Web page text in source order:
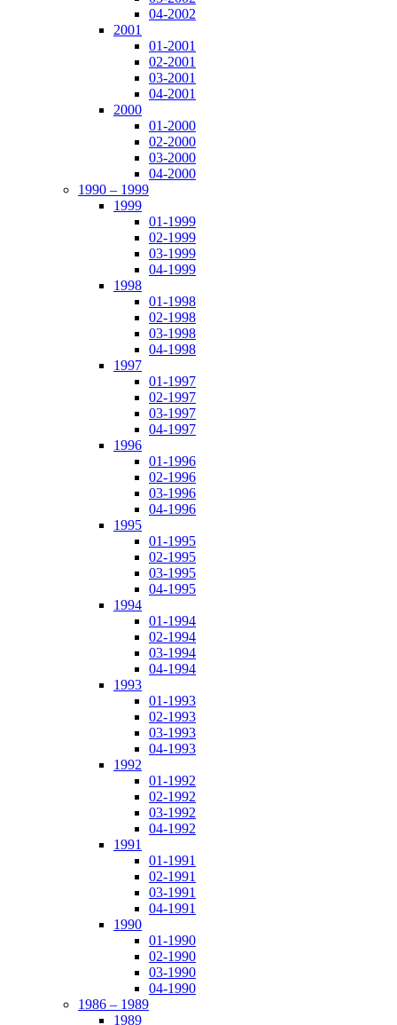
04-2002
2001
01-2001
02-2001
03-2001
04-2001
2000
01-2000
02-2000
03-2000
04-2000
1990 – 1999
1999
01-1999
02-1999
03-1999
04-1999
1998
01-1998
02-1998
03-1998
04-1998
1997
01-1997
02-1997
03-1997
04-1997
1996
01-1996
02-1996
03-1996
04-1996
1995
01-1995
02-1995
03-1995
04-1995
1994
01-1994
02-1994
03-1994
04-1994
1993
01-1993
02-1993
03-1993
04-1993
1992
01-1992
02-1992
03-1992
04-1992
1991
01-1991
02-1991
03-1991
04-1991
1990
01-1990
02-1990
03-1990
04-1990
1986 – 1989
1989